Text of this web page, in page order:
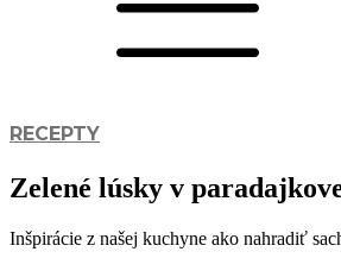
RECEPTY
Zelené lúsky v
Inšpirácie z našej kuchyne ako nahradiť